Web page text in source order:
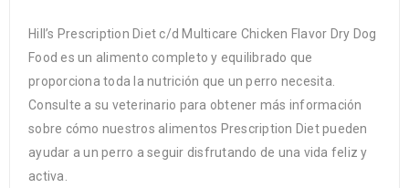
Hill’s Prescription Diet c/d Multicare Chicken Flavor Dry Dog
Food es un alimento completo y equilibrado que
proporciona toda la nutrición que un perro necesita.
Consulte a su veterinario para obtener más información
sobre cómo nuestros alimentos Prescription Dietpueden
ayudar a un perro a seguir disfrutando de una vida feliz y
activa.